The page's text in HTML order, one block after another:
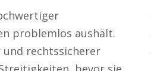
problemlos aushält.
und rechtssicherer